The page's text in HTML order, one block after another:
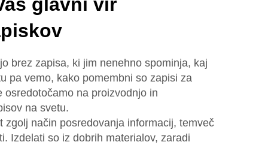
glavni vir
brez zapisa, ki jim nenehno spominja, kaj
pa vemo, kako pomembni so zapisi za
na proizvodnjo in
na svetu.
zgolj način posredovanja informacij, temveč
Izdelati so iz dobrih materialov, zaradi